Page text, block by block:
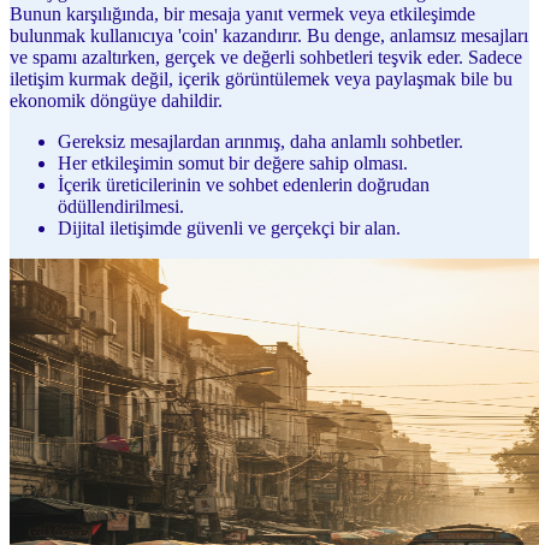
Bunun karşılığında, bir mesaja yanıt vermek veya etkileşimde
bulunmak kullanıcıya 'coin' kazandırır. Bu denge, anlamsız mesajları
ve spamı azaltırken, gerçek ve değerli sohbetleri teşvik eder. Sadece
iletişim kurmak değil, içerik görüntülemek veya paylaşmak bile bu
ekonomik döngüye dahildir.
Gereksiz mesajlardan arınmış, daha anlamlı sohbetler.
Her etkileşimin somut bir değere sahip olması.
İçerik üreticilerinin ve sohbet edenlerin doğrudan
ödüllendirilmesi.
Dijital iletişimde güvenli ve gerçekçi bir alan.